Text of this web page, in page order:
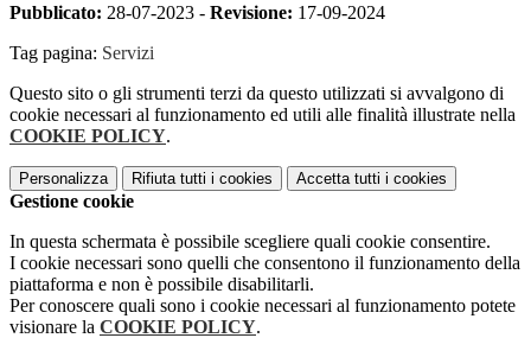
Pubblicato: 28-07-2023 - Revisione: 17-09-2024
Tag pagina: Servizi
Questo sito o gli strumenti terzi da questo utilizzati si avvalgono di
cookie necessari al funzionamento ed utili alle finalità illustrate nella
COOKIE POLICY.
Personalizza Rifiuta tutti i cookies Accetta tutti i cookies
Gestione cookie
In questa schermata è possibile scegliere quali cookie consentire.
I cookie necessari sono quelli che consentono il funzionamento della
piattaforma e non è possibile disabilitarli.
Per conoscere quali sono i cookie necessari al funzionamento potete
visionare la COOKIE POLICY.